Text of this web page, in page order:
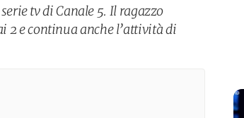
tv di Canale 5. Il ragazzo
2 e continua anche l’attività di